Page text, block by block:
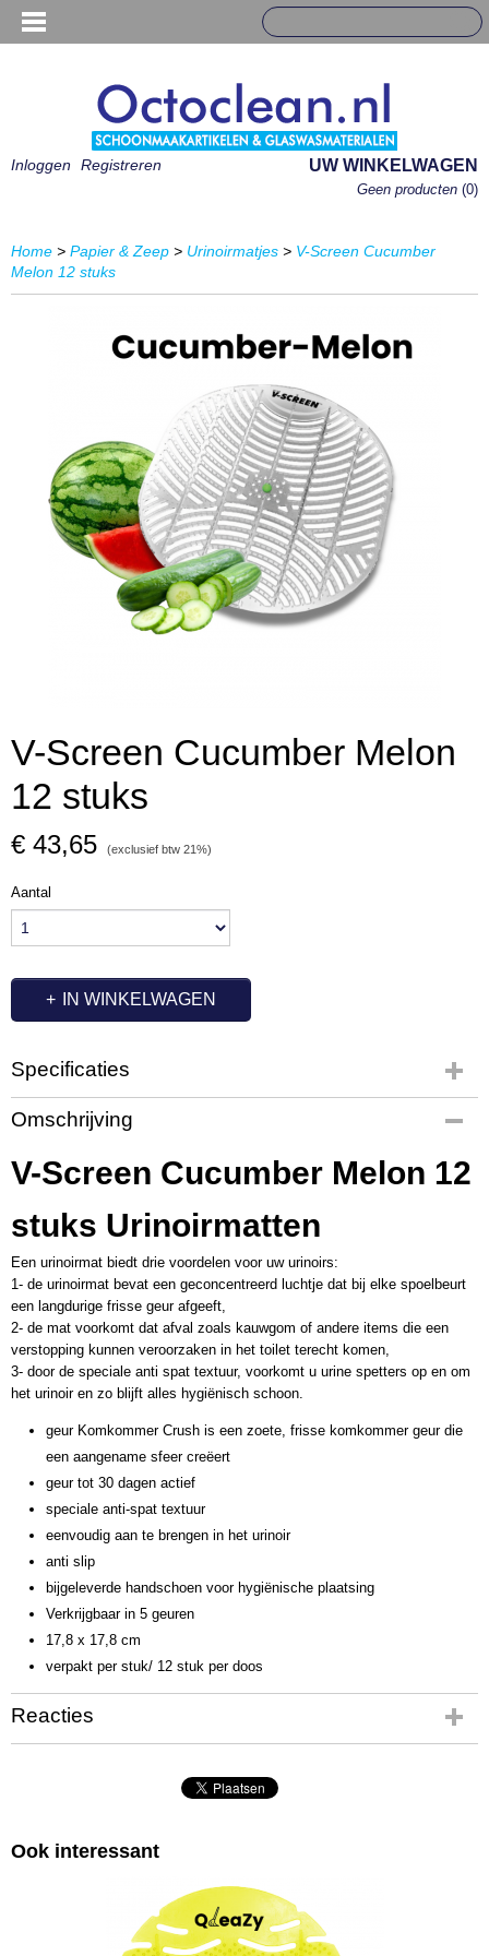
Inloggen Registreren UW WINKELWAGEN
Geen producten (0)
Home > Papier & Zeep > Urinoirmatjes > V-Screen Cucumber
Melon 12 stuks
V-Screen Cucumber Melon
12 stuks
€ 43,65 (exclusief btw 21%)
Aantal
IN WINKELWAGEN
Specificaties
Productcode
OC7258
Omschrijving
V-Screen Cucumber Melon 12
stuks Urinoirmatten
Een urinoirmat biedt drie voordelen voor uw urinoirs:
1- de urinoirmat bevat een geconcentreerd luchtje dat bij elke spoelbeurt
een langdurige frisse geur afgeeft,
2- de mat voorkomt dat afval zoals kauwgom of andere items die een
verstopping kunnen veroorzaken in het toilet terecht komen,
3- door de speciale anti spat textuur, voorkomt u urine spetters op en om
het urinoir en zo blijft alles hygiënisch schoon.
geur Komkommer Crush is een zoete, frisse komkommer geur die
een aangename sfeer creëert
geur tot 30 dagen actief
speciale anti-spat textuur
eenvoudig aan te brengen in het urinoir
anti slip
bijgeleverde handschoen voor hygiënische plaatsing
Verkrijgbaar in 5 geuren
17,8 x 17,8 cm
verpakt per stuk/ 12 stuk per doos
Reacties
Ook interessant